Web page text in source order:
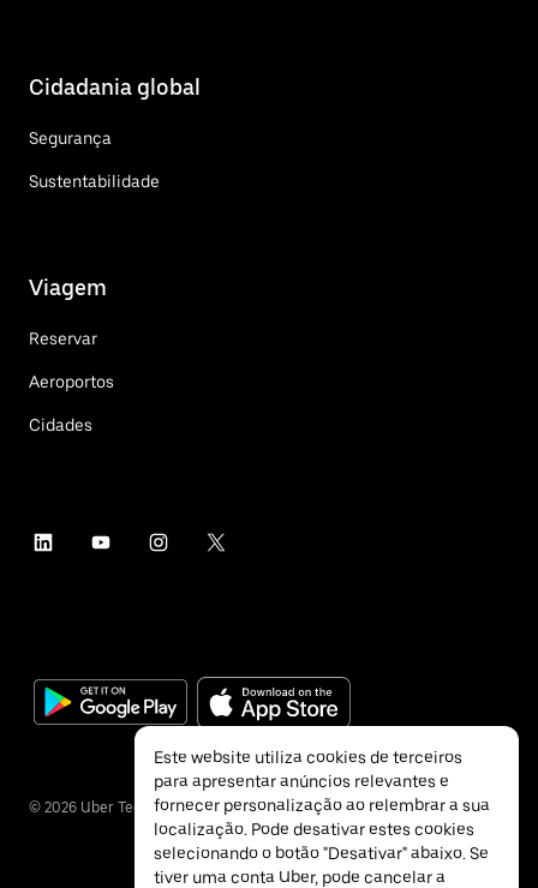
Cidadania global
Segurança
Sustentabilidade
Viagem
Reservar
Aeroportos
Cidades
© 2026 Uber Technologies Inc.
Este website utiliza cookies de terceiros
para apresentar anúncios relevantes e
fornecer personalização ao relembrar a sua
localização. Pode desativar estes cookies
selecionando o botão "Desativar" abaixo. Se
tiver uma conta Uber, pode cancelar a